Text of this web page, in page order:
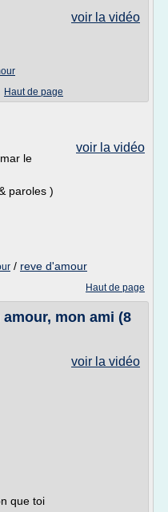
voir la vidéo
Haut de page
voir la vidéo
le
paroles )
/ reve d'amour
Haut de page
mon ami (8
voir la vidéo
que toi